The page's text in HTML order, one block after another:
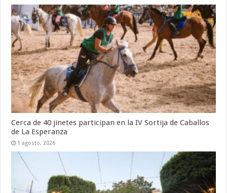
Cerca de 40 jinetes participan en la IV Sortija de Caballos
de La Esperanza
1 agosto, 2026